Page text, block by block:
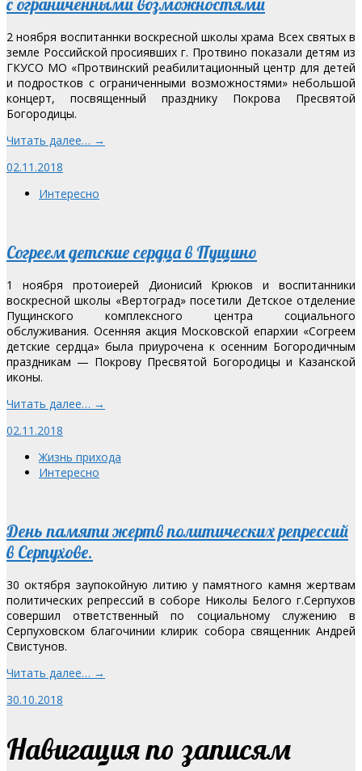
с ограниченными возможностями
2 ноября воспитаннки воскресной школы храма Всех святых в
земле Российской просиявших г. Протвино показали детям из
ГКУСО МО «Протвинский реабилитационный центр для детей
и подростков с ограниченными возможностями» небольшой
концерт, посвященный празднику Покрова Пресвятой
Богородицы.
Читать далее… →
02.11.2018
Интересно
Согреем детские сердца в Пущино
1 ноября протоиерей Дионисий Крюков и воспитанники
воскресной школы «Вертоград» посетили Детское отделение
Пущинского комплексного центра социального
обслуживания. Осенняя акция Московской епархии «Согреем
детские сердца» была приурочена к осенним Богородичным
праздникам — Покрову Пресвятой Богородицы и Казанской
иконы.
Читать далее… →
02.11.2018
Жизнь прихода
Интересно
День памяти жертв политических репрессий
в Серпухове.
30 октября заупокойную литию у памятного камня жертвам
политических репрессий в соборе Николы Белого г.Серпухов
совершил ответственный по социальному служению в
Серпуховском благочинии клирик собора священник Андрей
Свистунов.
Читать далее… →
30.10.2018
Навигация по записям